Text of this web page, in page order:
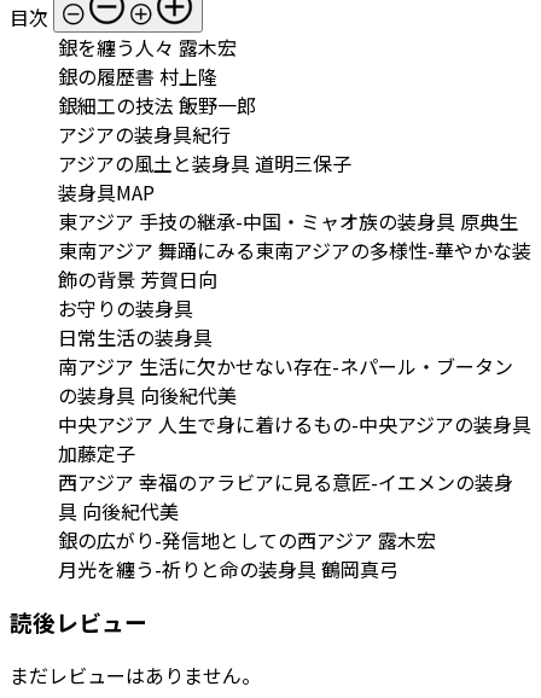
目次
銀を纏う人々 露木宏
銀の履歴書 村上隆
銀細工の技法 飯野一郎
アジアの装身具紀行
アジアの風土と装身具 道明三保子
装身具MAP
東アジア 手技の継承-中国・ミャオ族の装身具 原典生
東南アジア 舞踊にみる東南アジアの多様性-華やかな装
飾の背景 芳賀日向
お守りの装身具
日常生活の装身具
南アジア 生活に欠かせない存在-ネパール・ブータン
の装身具 向後紀代美
中央アジア 人生で身に着けるもの-中央アジアの装身具
加藤定子
西アジア 幸福のアラビアに見る意匠-イエメンの装身
具 向後紀代美
銀の広がり-発信地としての西アジア 露木宏
月光を纏う-祈りと命の装身具 鶴岡真弓
読後レビュー
まだレビューはありません。